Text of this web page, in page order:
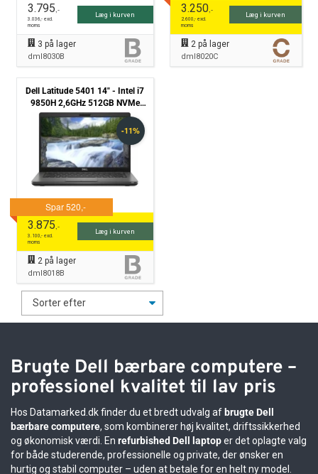
3.795 ,-
3.036,- excl.
moms
Læg i kurven
3 på lager
dml8030B
3.250 ,-
2.600,- excl.
moms
Læg i kurven
2 på lager
dml8020C
Dell Latitude 5401 14" - Intel i7
9850H 2,6GHz 512GB NVMe
16GB - Grade B
3.875 ,-
3.100,- excl.
moms
Læg i kurven
2 på lager
dml8018B
Brugte Dell bærbare computere –
professionel kvalitet til lav pris
Hos Datamarked.dk finder du et bredt udvalg af brugte Dell
bærbare computere, som kombinerer høj kvalitet, driftssikkerhed
og økonomisk værdi. En refurbished Dell laptoper det oplagte valg
for både studerende, professionelle og private, der ønsker en
hurtig og stabil computer – uden at betale for en helt ny model.